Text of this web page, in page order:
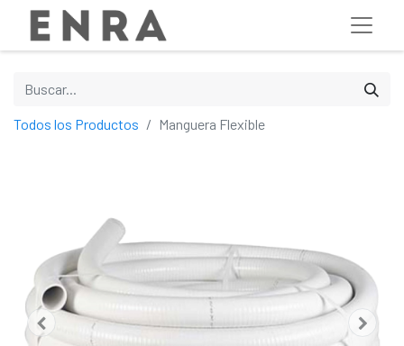
Todos los Productos Manguera Flexible